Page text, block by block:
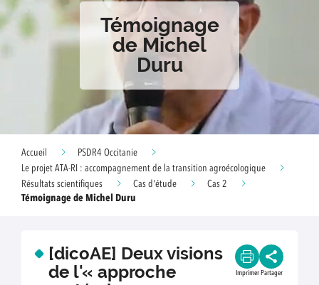
Témoignage
de Michel
Duru
Accueil
PSDR4 Occitanie
Le projet ATA-RI : accompagnement de la transition agroécologique
Résultats scientifiques
Cas d'étude
Cas 2
Témoignage de Michel Duru
[dicoAE] Deux visions
de l'« approche
Imprimer Partager